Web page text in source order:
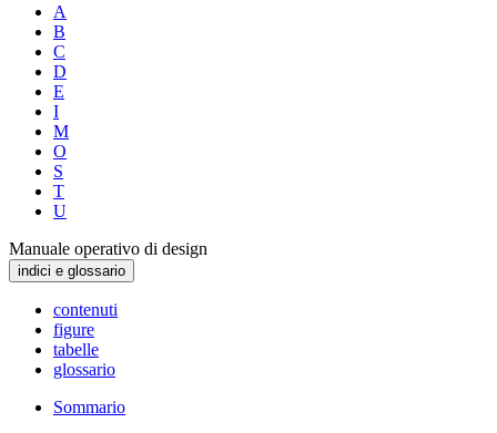
A
B
C
D
E
I
M
O
S
T
U
Manuale operativo di design
indici e glossario
contenuti
figure
tabelle
glossario
Sommario